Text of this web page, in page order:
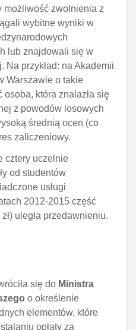
możliwość zwolnienia z
wybitne wyniki w
lub znajdowali się w
Na przykład: na Akademii
Warszawie o takie
osoba, która znalazła się
z powodów losowych
średnią ocen (co
zaliczeniowy.
cztery uczelnie
od studentów
usługi
2012-2015 część
uległa przedawnieniu.
się do Ministra
o określenie
elementów, które
opłaty za